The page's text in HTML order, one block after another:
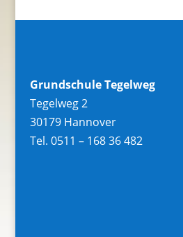
Grundschule Tegelweg
Tegelweg 2
30179 Hannover
Tel. 0511 – 168 36 482